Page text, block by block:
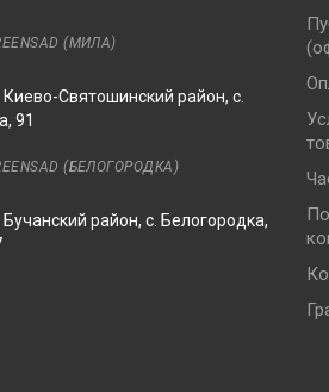
(МИЛА)
Киево-Святошинский район, с.
91
(БЕЛОГОРОДКА)
район, с. Белогородка,